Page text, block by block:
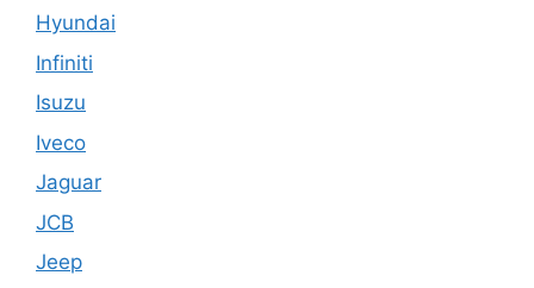
Hyundai
Infiniti
Isuzu
Iveco
Jaguar
JCB
Jeep